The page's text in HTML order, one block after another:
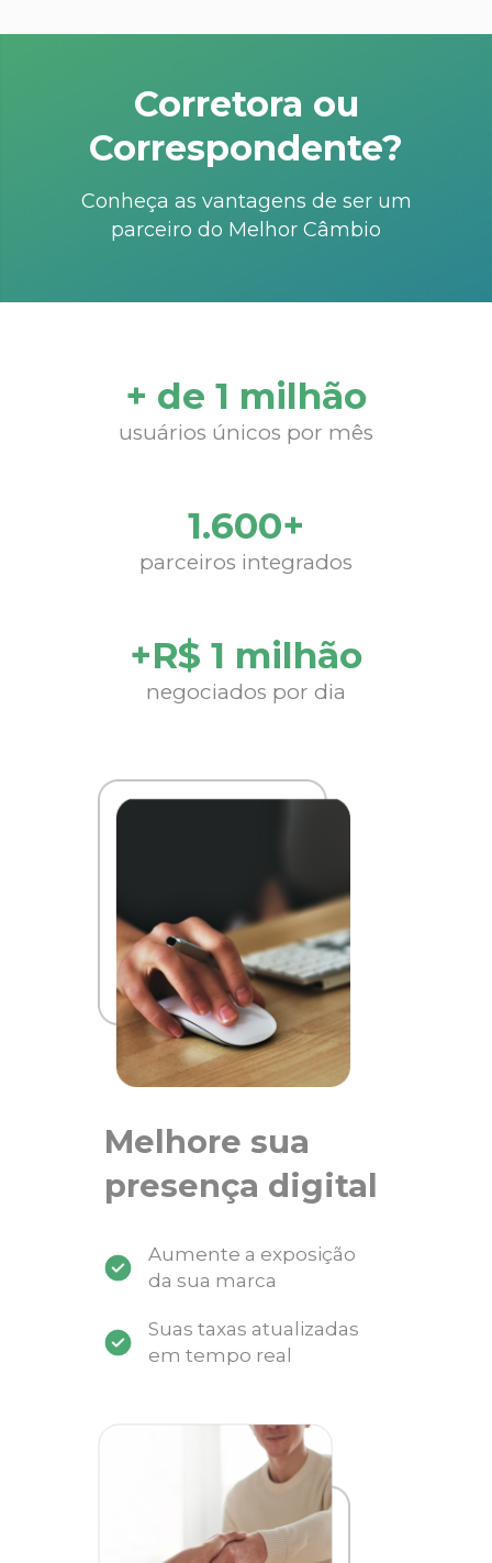
Corretora ou
Correspondente?
Conheça as vantagens de ser um
parceiro do Melhor Câmbio
+ de 1 milhão
usuários únicos por mês
1.600+
parceiros integrados
+R$ 1 milhão
negociados por dia
Melhore sua
presença digital
Aumente a exposição
da sua marca
Suas taxas atualizadas
em tempo real